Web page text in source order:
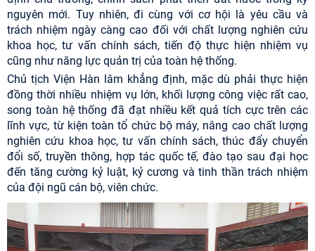
nguyên mới. Tuy nhiên, đi cùng với cơ hội là yêu cầu và
trách nhiệm ngày càng cao đối với chất lượng nghiên cứu
khoa học, tư vấn chính sách, tiến độ thực hiện nhiệm vụ
cũng như năng lực quản trị của toàn hệ thống.
Chủ tịch Viện Hàn lâm khẳng định, mặc dù phải thực hiện
đồng thời nhiều nhiệm vụ lớn, khối lượng công việc rất cao,
song toàn hệ thống đã đạt nhiều kết quả tích cực trên các
lĩnh vực, từ kiện toàn tổ chức bộ máy, nâng cao chất lượng
nghiên cứu khoa học, tư vấn chính sách, thúc đẩy chuyển
đổi số, truyền thông, hợp tác quốc tế, đào tạo sau đại học
đến tăng cường kỷ luật, kỷ cương và tinh thần trách nhiệm
của đội ngũ cán bộ, viên chức.